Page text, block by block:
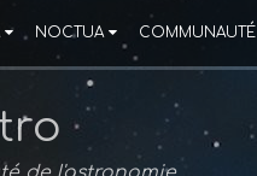
NOCTUA COMMUNAUTÉ